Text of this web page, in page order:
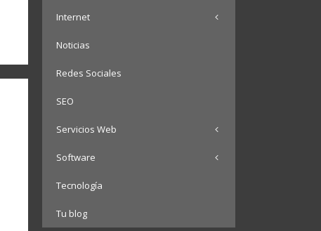
Internet
Noticias
Redes Sociales
SEO
Servicios Web
Software
Tecnología
Tu blog